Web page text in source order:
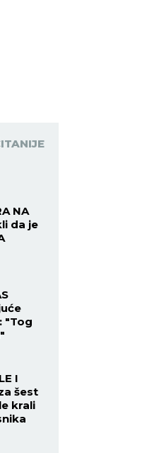
NA
da je
"Tog
I
šest
krali